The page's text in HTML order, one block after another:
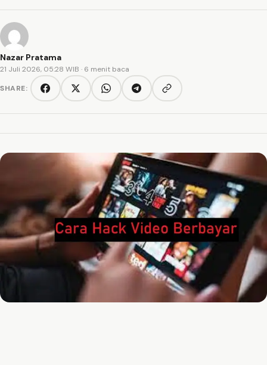
Nazar Pratama
21 Juli 2026, 05:28 WIB · 6 menit baca
SHARE:
FacebookTwitter/XWhatsAppTelegramCopy link